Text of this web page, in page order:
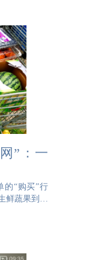
”：一
的“购买”行
鲜蔬果到日
家庭成员的
溯源技术正